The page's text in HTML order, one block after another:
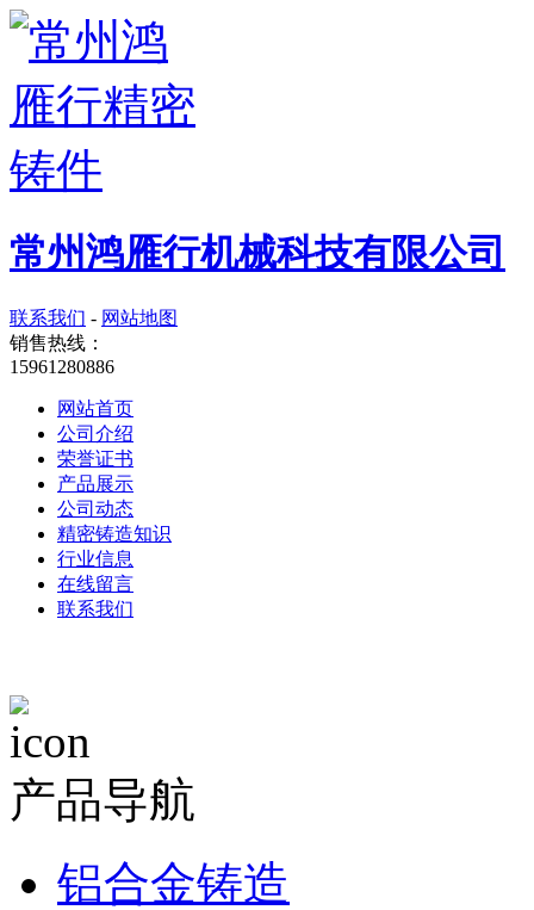
常州鸿雁行机械科技有限公司
联系我们 - 网站地图
销售热线：
15961280886
网站首页
公司介绍
荣誉证书
产品展示
公司动态
精密铸造知识
行业信息
在线留言
联系我们
产品导航
铝合金铸造